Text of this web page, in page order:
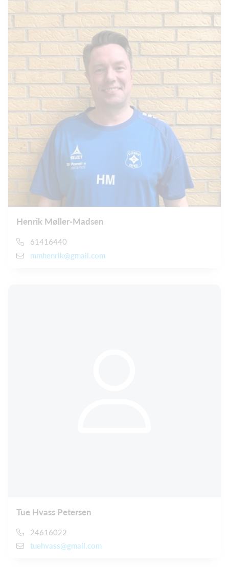
Henrik Møller-Madsen
61416440
mmhenrik@gmail.com
Tue Hvass Petersen
24616022
tuehvass@gmail.com